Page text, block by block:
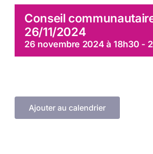
Décisions du président
Décisions du Bureau
Conseil
26/11/2024
26 novembre 2024 à 18h30 -
Ajouter au calendrier